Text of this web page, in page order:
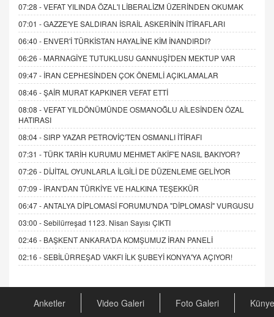
07:28 -VEFAT YILINDA ÖZAL'I LİBERALİZM ÜZERİNDEN OKUMAK
07:01 -GAZZE'YE SALDIRAN İSRAİL ASKERİNİN İTİRAFLARI
06:40 - ENVER'İ TÜRKİSTAN HAYALİNE KİM İNANDIRDI?
06:26 - MARNAGİYE TUTUKLUSU GANNUŞİ'DEN MEKTUP VAR
09:47 - İRAN CEPHESİNDEN ÇOK ÖNEMLİ AÇIKLAMALAR
08:46 -ŞAİR MURAT KAPKINER VEFAT ETTİ
08:08 -VEFAT YILDÖNÜMÜNDE OSMANOĞLU AİLESİNDEN ÖZAL
HATIRASI
08:04 -SIRP YAZAR PETROVİÇ'TEN OSMANLI İTİRAFI
07:31 -TÜRK TARİH KURUMU MEHMET AKİF'E NASIL BAKIYOR?
07:26 - DİJİTAL OYUNLARLA İLGİLİ DE DÜZENLEME GELİYOR
07:09 - İRAN'DAN TÜRKİYE VE HALKINA TEŞEKKÜR
06:47 -ANTALYA DİPLOMASİ FORUMU'NDA "DİPLOMASİ" VURGUSU
03:00 -Sebilürreşad 1123. Nisan Sayısı ÇIKTI
02:46 - BAŞKENT ANKARA'DA KOMŞUMUZ İRAN PANELİ
02:16 -SEBİLÜRREŞAD VAKFI İLK ŞUBEYİ KONYA'YA AÇIYOR!
Anketler Video Galeri Foto Galeri Künye